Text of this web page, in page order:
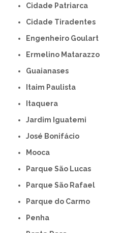
Cidade Patriarca
Cidade Tiradentes
Engenheiro Goulart
Ermelino Matarazzo
Guaianases
Itaim Paulista
Itaquera
Jardim Iguatemi
José Bonifácio
Mooca
Parque São Lucas
Parque São Rafael
Parque do Carmo
Penha